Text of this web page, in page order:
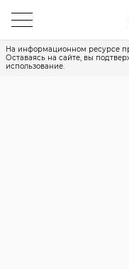
На информационном ресурсе
Оставаясь на сайте, вы
использование.